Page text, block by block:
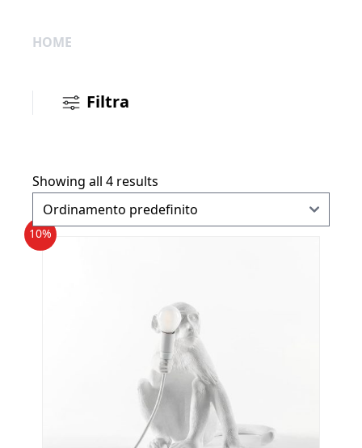
HOME
Filtra
Showing all 4 results
10%